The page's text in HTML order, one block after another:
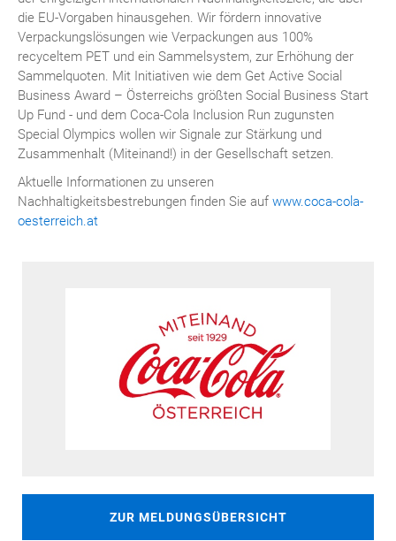
die EU-Vorgaben hinausgehen. Wir fördern innovative
Verpackungslösungen wie Verpackungen aus 100%
recyceltem PET und ein Sammelsystem, zur Erhöhung der
Sammelquoten. Mit Initiativen wie dem Get Active Social
Business Award – Österreichs größten Social Business Start
Up Fund - und dem Coca-Cola Inclusion Run zugunsten
Special Olympics wollen wir Signale zur Stärkung und
Zusammenhalt (Miteinand!) in der Gesellschaft setzen.
Aktuelle Informationen zu unseren
Nachhaltigkeitsbestrebungen finden Sie auf www.coca-cola-
oesterreich.at
ZUR MELDUNGSÜBERSICHT